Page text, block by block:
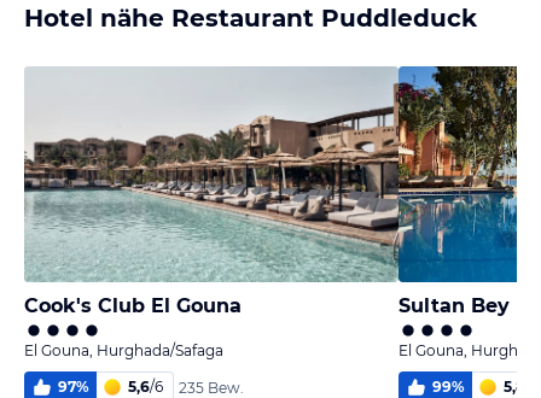
Hotel nähe Restaurant Puddleduck
Cook's Club El Gouna
El Gouna, Hurghada/Safaga
97% 5,6/6 235 Bew.
Sultan Bey
El Gouna,
99% 5,8